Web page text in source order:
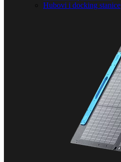
Hubovi i docking stanice